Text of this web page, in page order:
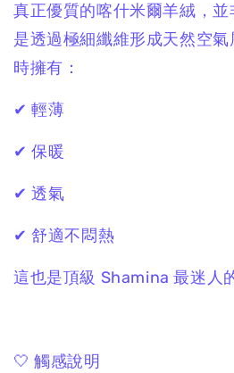
真正優質的喀什米爾羊絨，
是透過極細纖維形成天然空
時擁有：
✔ 輕薄
✔ 保暖
✔ 透氣
✔ 舒適不悶熱
這也是頂級 Shamina 最迷人
🤍 觸感說明